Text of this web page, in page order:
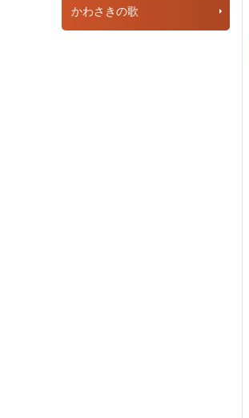
かわさきの歌